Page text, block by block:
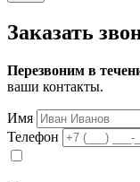
Заказать
Перезвоним в
ваши контакты.
Имя
Телефон